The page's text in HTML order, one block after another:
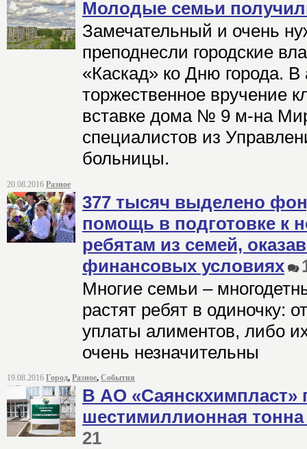
Молодые семьи
Замечательный и очень
преподнесли городские
«Каскад» ко Дню города. В
торжественное вручение
вставке дома № 9 м-на
специалистов из
больницы.
20.08.2016 Разное
377 тысяч выделено
помощь в подготовке к
ребятам из семей,
финансовых условиях
Многие семьи –
растят ребят в одиночку:
уплаты алиментов, либо
очень незначительны
19.08.2016 Город, Разное, События
В АО «Саянскхимпласт»
шестимиллионная
21